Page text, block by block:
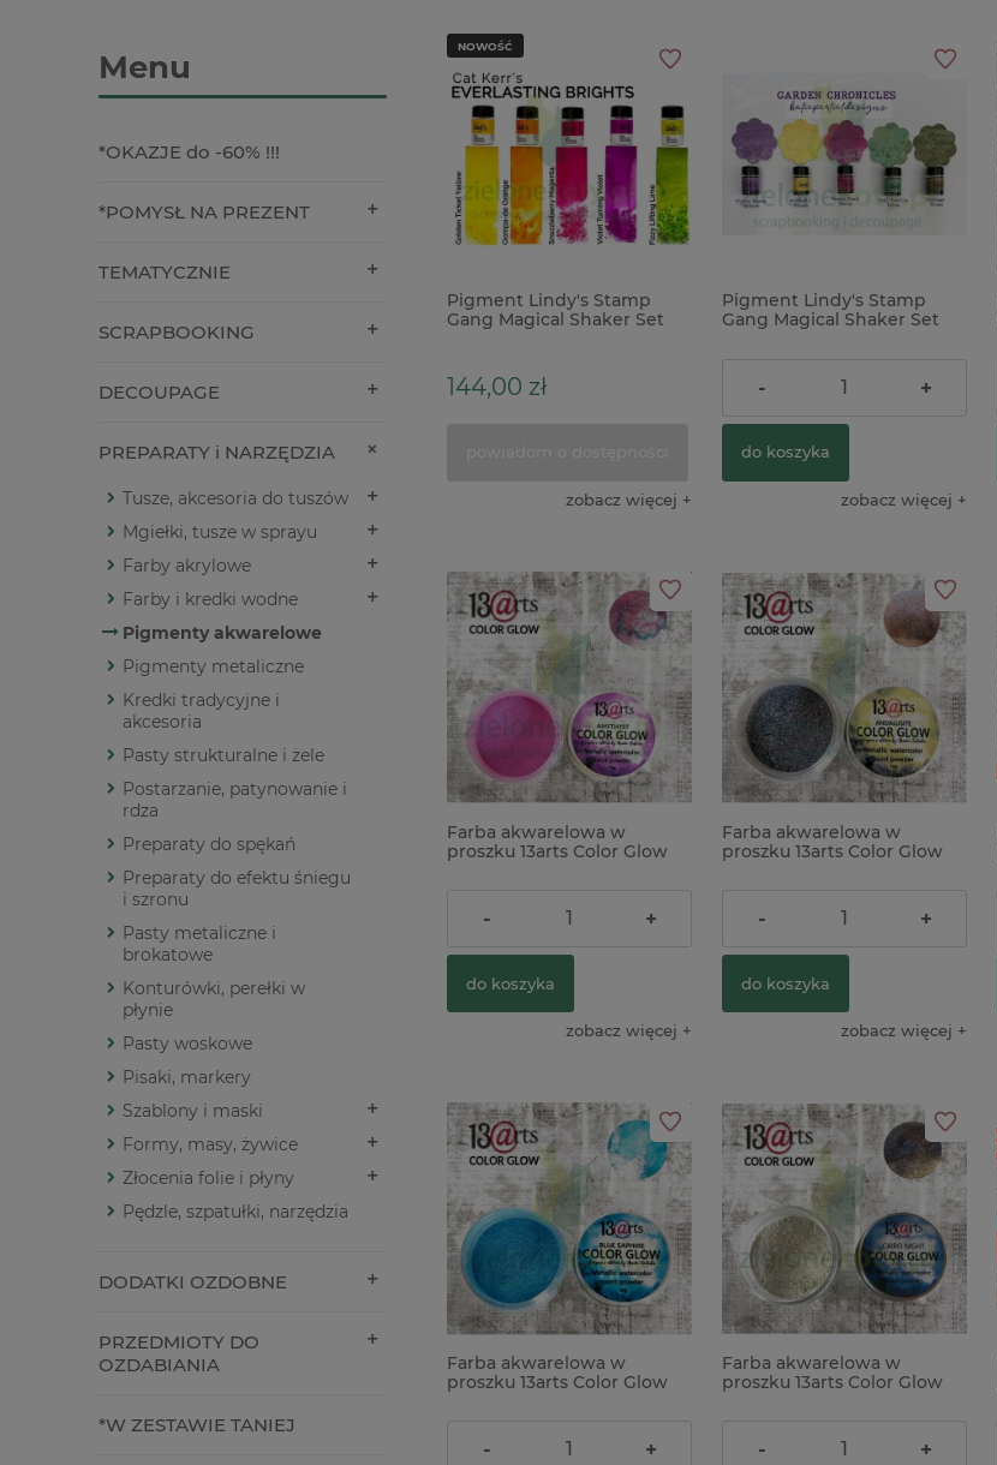
Menu
*OKAZJE do -60% !!!
*POMYSŁ NA PREZENT
TEMATYCZNIE
SCRAPBOOKING
DECOUPAGE
PREPARATY i NARZĘDZIA
Tusze, akcesoria do tuszów
Mgiełki, tusze w sprayu
Farby akrylowe
Farby i kredki wodne
Pigmenty akwarelowe
Pigmenty metaliczne
Kredki tradycyjne i
akcesoria
Pasty strukturalne i żele
Postarzanie, patynowanie i
rdza
Preparaty do spękań
Preparaty do efektu śniegu
i szronu
Pasty metaliczne i
brokatowe
Konturówki, perełki w
płynie
Pasty woskowe
Pisaki, markery
Szablony i maski
Formy, masy, żywice
Złocenia folie i płyny
Pędzle, szpatułki, narzędzia
DODATKI OZDOBNE
PRZEDMIOTY DO
OZDABIANIA
*W ZESTAWIE TANIEJ
Pigment Lindy's Stamp
Gang Magical Shaker Set
144,00 zł
zobacz więcej
NOWOŚĆ
Pigment Lindy's Stamp
Gang Magical Shaker Set
139,00 zł
- +
do koszyka
zobacz więcej
Farba akwarelowa w
proszku 13arts Color Glow
23,90 zł
- +
do koszyka
zobacz więcej
Farba akwarelowa w
proszku 13arts Color Glow
23,90 zł
- +
do koszyka
zobacz więcej
Farba akwarelowa w
proszku 13arts Color Glow
23,90 zł
- +
Farba akwarelowa w
proszku 13arts Color Glow
23,90 zł
- +